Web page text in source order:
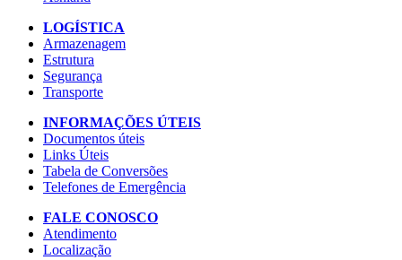
LOGÍSTICA
Armazenagem
Estrutura
Segurança
Transporte
INFORMAÇÕES ÚTEIS
Documentos úteis
Links Úteis
Tabela de Conversões
Telefones de Emergência
FALE CONOSCO
Atendimento
Localização